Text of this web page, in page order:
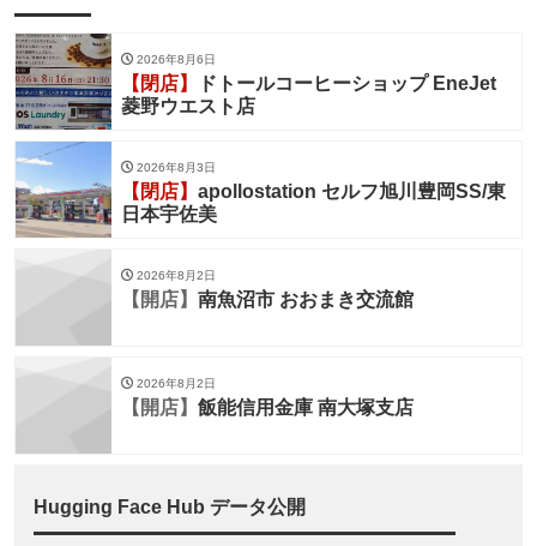
2026年8月6日
【閉店】
ドトールコーヒーショップ EneJet
菱野ウエスト店
2026年8月3日
【閉店】 apollostation セルフ旭川豊岡SS/東
日本宇佐美
2026年8月2日
【開店】 南魚沼市 おおまき交流館
2026年8月2日
【開店】 飯能信用金庫 南大塚支店
Hugging Face Hub データ公開